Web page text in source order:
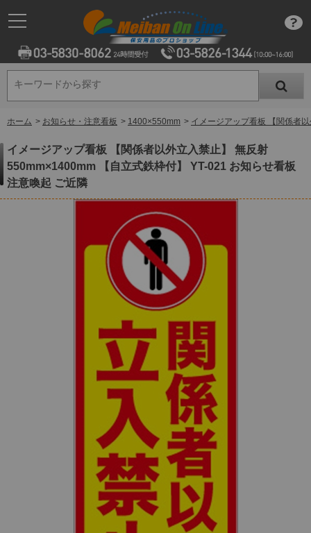
キーワードから探す
キーワードから探す
ホーム > お知らせ・注意看板 > 1400×550mm > イメージアップ看板 【関係者
イメージアップ看板 【関係者以外立入禁止】 無反射
550mm×1400mm 【自立式鉄枠付】 YT-021 お知らせ看板
注意喚起 ご近隣